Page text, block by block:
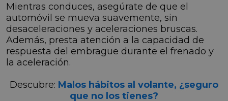
Mientras conduces, asegúrate de que el
automóvil se mueva suavemente, sin
desaceleraciones y aceleraciones bruscas.
Además, presta atención a la capacidad de
respuesta del embrague durante el frenado y
la aceleración.
Descubre: Malos hábitos al volante, ¿seguro
que no los tienes?